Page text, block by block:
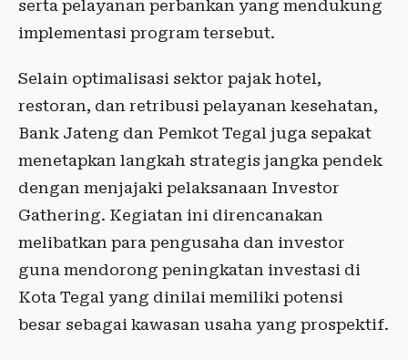
serta pelayanan perbankan yang mendukung
implementasi program tersebut.
Selain optimalisasi sektor pajak hotel,
restoran, dan retribusi pelayanan kesehatan,
Bank Jateng dan Pemkot Tegal juga sepakat
menetapkan langkah strategis jangka pendek
dengan menjajaki pelaksanaan Investor
Gathering. Kegiatan ini direncanakan
melibatkan para pengusaha dan investor
guna mendorong peningkatan investasi di
Kota Tegal yang dinilai memiliki potensi
besar sebagai kawasan usaha yang prospektif.